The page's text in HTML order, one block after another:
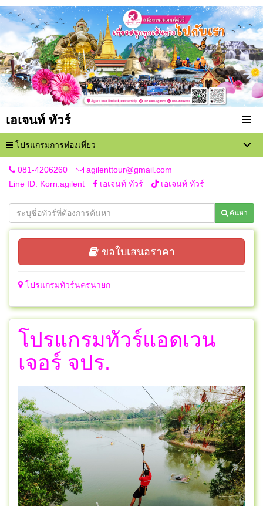
เอเจนท์ ทัวร์
โปรแกรมการท่องเที่ยว
081-4206260
agilenttour@gmail.com
Line ID: Korn.agilent
เอเจนท์ ทัวร์ เอเจนท์ ทัวร์
ค้นหา
ขอใบเสนอราคา
โปรแกรมทัวร์นครนายก
โปรแกรมทัวร์แอดเวน
เจอร์ จปร.